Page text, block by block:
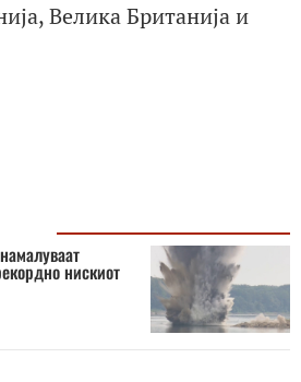
Велика Британија и
нискиот